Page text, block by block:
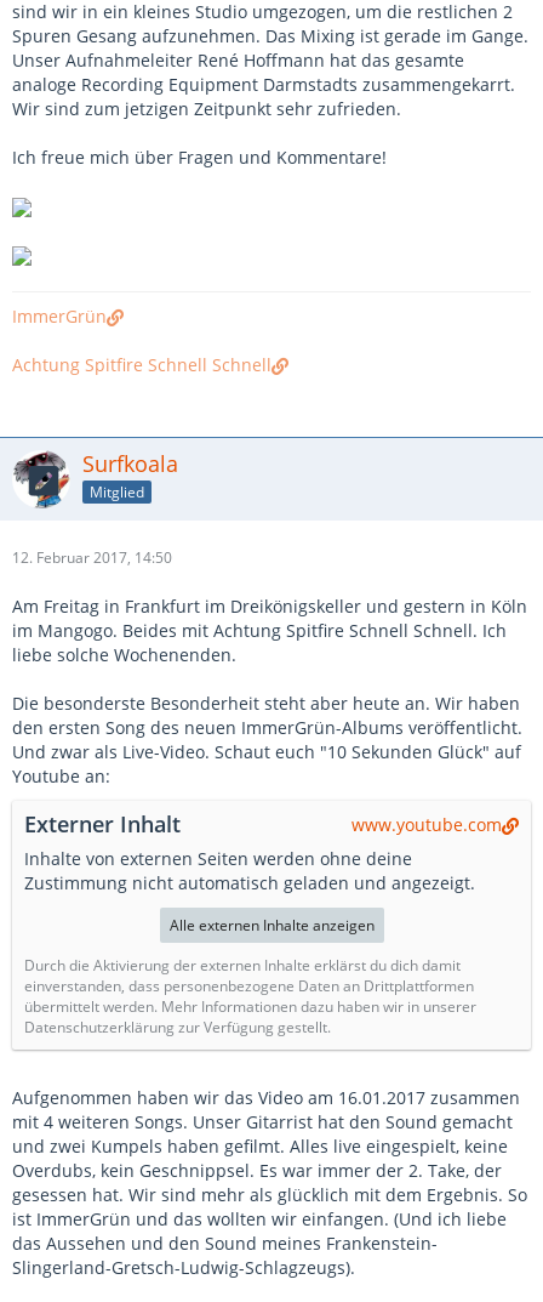
sind wir in ein kleines Studio umgezogen, um die restlichen 2
Spuren Gesang aufzunehmen. Das Mixing ist gerade im Gange.
Unser Aufnahmeleiter René Hoffmann hat das gesamte
analoge Recording Equipment Darmstadts zusammengekarrt.
Wir sind zum jetzigen Zeitpunkt sehr zufrieden.
Ich freue mich über Fragen und Kommentare!
ImmerGrün
Achtung Spitfire Schnell Schnell
Surfkoala
Mitglied
12. Februar 2017, 14:50
Am Freitag in Frankfurt im Dreikönigskeller und gestern in Köln
im Mangogo. Beides mit Achtung Spitfire Schnell Schnell. Ich
liebe solche Wochenenden.
Die besonderste Besonderheit steht aber heute an. Wir haben
den ersten Song des neuen ImmerGrün-Albums veröffentlicht.
Und zwar als Live-Video. Schaut euch "10 Sekunden Glück" auf
Youtube an:
Externer Inhalt
www.youtube.com
Inhalte von externen Seiten werden ohne deine
Zustimmung nicht automatisch geladen und angezeigt.
Alle externen Inhalte anzeigen
Durch die Aktivierung der externen Inhalte erklärst du dich damit
einverstanden, dass personenbezogene Daten an Drittplattformen
übermittelt werden. Mehr Informationen dazu haben wir in unserer
Datenschutzerklärung zur Verfügung gestellt.
Aufgenommen haben wir das Video am 16.01.2017 zusammen
mit 4 weiteren Songs. Unser Gitarrist hat den Sound gemacht
und zwei Kumpels haben gefilmt. Alles live eingespielt, keine
Overdubs, kein Geschnippsel. Es war immer der 2. Take, der
gesessen hat. Wir sind mehr als glücklich mit dem Ergebnis. So
ist ImmerGrün und das wollten wir einfangen. (Und ich liebe
das Aussehen und den Sound meines Frankenstein-
Slingerland-Gretsch-Ludwig-Schlagzeugs).